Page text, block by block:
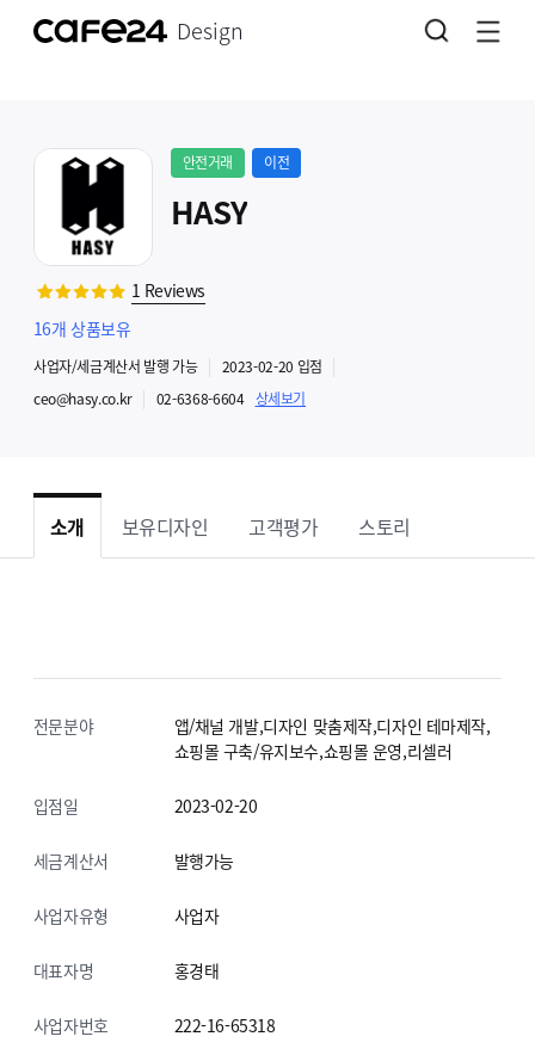
Design
안전거래 이전
HASY
1 Reviews
16개 상품보유
사업자/세금계산서 발행 가능 2023-02-20 입점
ceo@hasy.co.kr
02-6368-6604 상세보기
소개 보유디자인 고객평가 스토리
전문분야
앱/채널 개발,디자인 맞춤제작,디자인 테마제작,
쇼핑몰 구축/유지보수,쇼핑몰 운영,리셀러
입점일 2023-02-20
세금계산서 발행가능
사업자유형 사업자
대표자명 홍경태
사업자번호 222-16-65318